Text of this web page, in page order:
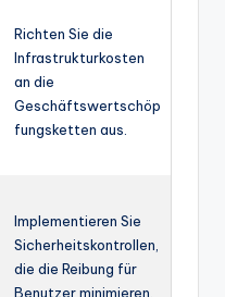
Richten Sie die
Infrastrukturkosten
an die
Geschäftswertschöp
fungsketten aus.
Implementieren Sie
Sicherheitskontrollen,
die die Reibung für
Benutzer minimieren.